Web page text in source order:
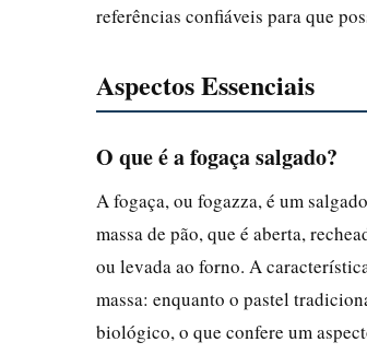
referências confiáveis para que
Aspectos Essenciais
O que é a fogaça salgado?
A fogaça, ou fogazza, é um
massa de pão, que é aberta,
ou levada ao forno. A
massa: enquanto o pastel
biológico, o que confere um